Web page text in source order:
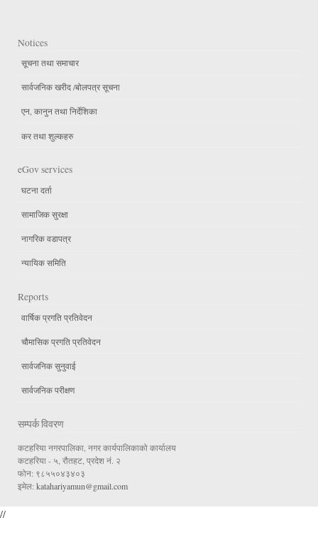
Notices
सूचना तथा समाचार
सार्वजनिक खरीद /बोलपत्र सूचना
एन, कानुन तथा निर्देशिका
कर तथा शुल्कहरु
eGov services
घटना दर्ता
सामाजिक सुरक्षा
नागरिक वडापत्र
न्यायिक समिति
Reports
वार्षिक प्रगति प्रतिवेदन
चौमासिक प्रगति प्रतिवेदन
सार्वजनिक सुनुवाई
सार्वजनिक परीक्षण
सम्पर्क विवरण
कटहरिया नगरपालिका, नगर कार्यपालिकाको कार्यालय
कटहरिया - ५, रौतहट, प्रदेश नं. २
फोन: ९८५५०४३४०३
इमेल: katahariyamun@gmail.com
//